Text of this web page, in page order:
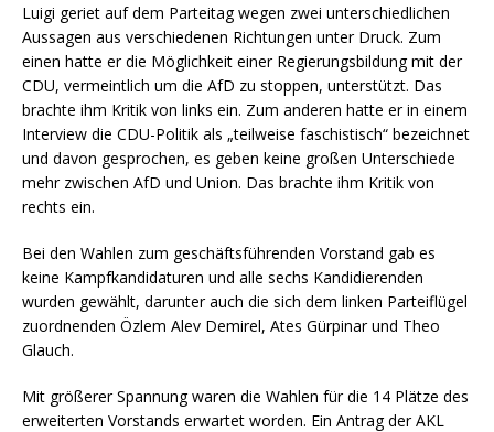
Luigi geriet auf dem Parteitag wegen zwei unterschiedlichen
Aussagen aus verschiedenen Richtungen unter Druck. Zum
einen hatte er die Möglichkeit einer Regierungsbildung mit der
CDU, vermeintlich um die AfD zu stoppen, unterstützt. Das
brachte ihm Kritik von links ein. Zum anderen hatte er in einem
Interview die CDU-Politik als „teilweise faschistisch“ bezeichnet
und davon gesprochen, es geben keine großen Unterschiede
mehr zwischen AfD und Union. Das brachte ihm Kritik von
rechts ein.
Bei den Wahlen zum geschäftsführenden Vorstand gab es
keine Kampfkandidaturen und alle sechs Kandidierenden
wurden gewählt, darunter auch die sich dem linken Parteiflügel
zuordnenden Özlem Alev Demirel, Ates Gürpinar und Theo
Glauch.
Mit größerer Spannung waren die Wahlen für die 14 Plätze des
erweiterten Vorstands erwartet worden. Ein Antrag der AKL